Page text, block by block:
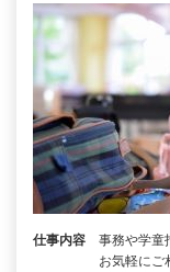
仕事内容
事務や学童
お気軽にご